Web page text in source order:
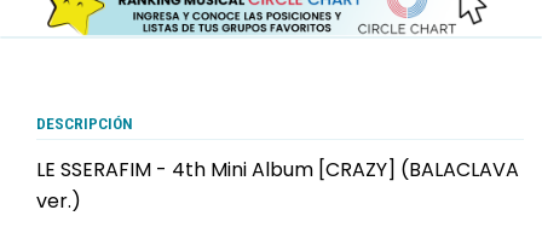
DESCRIPCIÓN
LE SSERAFIM - 4th Mini Album [CRAZY] (BALACLAVA
ver.)